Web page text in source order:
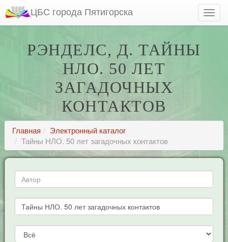
ЦБС города Пятигорска
РЭНДЕЛС, Д. ТАЙНЫ
НЛО. 50 ЛЕТ
ЗАГАДОЧНЫХ
КОНТАКТОВ
Главная
Электронный каталог
Тайны НЛО. 50 лет загадочных контактов